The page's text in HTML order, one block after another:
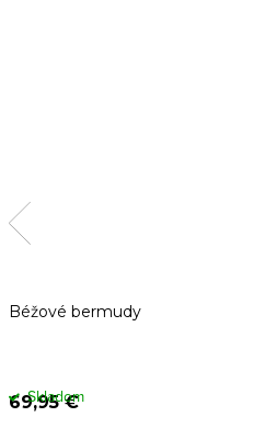
Béžové bermudy
69,95 €
Skladom